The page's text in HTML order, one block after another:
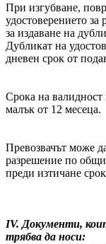
При изгубване,
удостоверението за
за издаване на
Дубликат на
дневен срок от
Срока на
малък от 12 месеца.
Превозвачът може
разрешение по
преди изтичане
IV. Документи,
трябва да носи: